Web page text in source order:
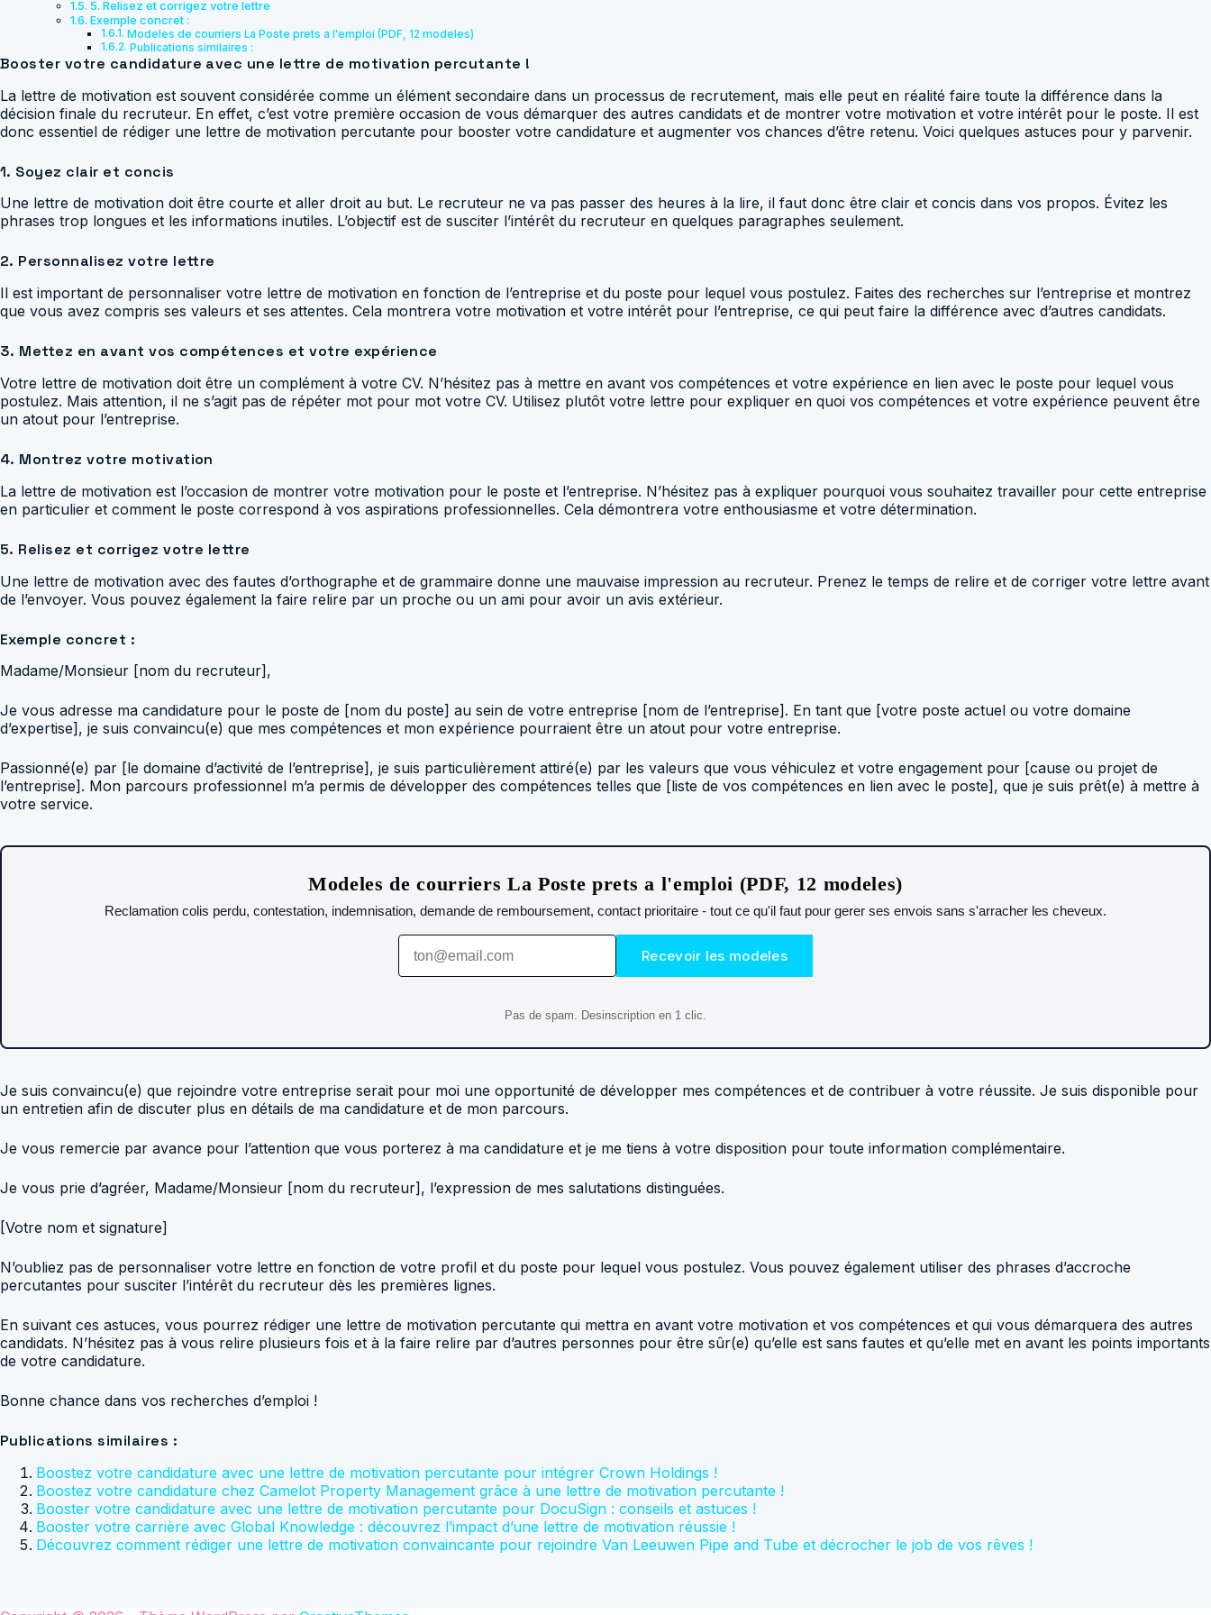
5. Relisez et corrigez votre lettre
Exemple concret :
Modeles de courriers La Poste prets a l'emploi (PDF, 12 modeles)
Publications similaires :
Booster votre candidature avec une lettre de motivation percutante !
La lettre de motivation est souvent considérée comme un élément secondaire dans un processus de recrutement, mais elle peut en réalité faire toute la différence dans la
décision finale du recruteur. En effet, c’est votre première occasion de vous démarquer des autres candidats et de montrer votre motivation et votre intérêt pour le poste. Il est
donc essentiel de rédiger une lettre de motivation percutante pour booster votre candidature et augmenter vos chances d’être retenu. Voici quelques astuces pour y parvenir.
1. Soyez clair et concis
Une lettre de motivation doit être courte et aller droit au but. Le recruteur ne va pas passer des heures à la lire, il faut donc être clair et concis dans vos propos. Évitez les
phrases trop longues et les informations inutiles. L’objectif est de susciter l’intérêt du recruteur en quelques paragraphes seulement.
2. Personnalisez votre lettre
Il est important de personnaliser votre lettre de motivation en fonction de l’entreprise et du poste pour lequel vous postulez. Faites des recherches sur l’entreprise et montrez
que vous avez compris ses valeurs et ses attentes. Cela montrera votre motivation et votre intérêt pour l’entreprise, ce qui peut faire la différence avec d’autres candidats.
3. Mettez en avant vos compétences et votre expérience
Votre lettre de motivation doit être un complément à votre CV. N’hésitez pas à mettre en avant vos compétences et votre expérience en lien avec le poste pour lequel vous
postulez. Mais attention, il ne s’agit pas de répéter mot pour mot votre CV. Utilisez plutôt votre lettre pour expliquer en quoi vos compétences et votre expérience peuvent être
un atout pour l’entreprise.
4. Montrez votre motivation
La lettre de motivation est l’occasion de montrer votre motivation pour le poste et l’entreprise. N’hésitez pas à expliquer pourquoi vous souhaitez travailler pour cette entreprise
en particulier et comment le poste correspond à vos aspirations professionnelles. Cela démontrera votre enthousiasme et votre détermination.
5. Relisez et corrigez votre lettre
Une lettre de motivation avec des fautes d’orthographe et de grammaire donne une mauvaise impression au recruteur. Prenez le temps de relire et de corriger votre lettre avant
de l’envoyer. Vous pouvez également la faire relire par un proche ou un ami pour avoir un avis extérieur.
Exemple concret :
Madame/Monsieur [nom du recruteur],
Je vous adresse ma candidature pour le poste de [nom du poste] au sein de votre entreprise [nom de l’entreprise]. En tant que [votre poste actuel ou votre domaine
d’expertise], je suis convaincu(e) que mes compétences et mon expérience pourraient être un atout pour votre entreprise.
Passionné(e) par [le domaine d’activité de l’entreprise], je suis particulièrement attiré(e) par les valeurs que vous véhiculez et votre engagement pour [cause ou projet de
l’entreprise]. Mon parcours professionnel m’a permis de développer des compétences telles que [liste de vos compétences en lien avec le poste], que je suis prêt(e) à mettre à
votre service.
Modeles de courriers La Poste prets a l'emploi (PDF, 12 modeles)
Reclamation colis perdu, contestation, indemnisation, demande de remboursement, contact prioritaire - tout ce qu'il faut pour gerer ses envois sans s'arracher les cheveux.
Recevoir les modeles
Pas de spam. Desinscription en 1 clic.
Je suis convaincu(e) que rejoindre votre entreprise serait pour moi une opportunité de développer mes compétences et de contribuer à votre réussite. Je suis disponible pour
un entretien afin de discuter plus en détails de ma candidature et de mon parcours.
Je vous remercie par avance pour l’attention que vous porterez à ma candidature et je me tiens à votre disposition pour toute information complémentaire.
Je vous prie d’agréer, Madame/Monsieur [nom du recruteur], l’expression de mes salutations distinguées.
[Votre nom et signature]
N’oubliez pas de personnaliser votre lettre en fonction de votre profil et du poste pour lequel vous postulez. Vous pouvez également utiliser des phrases d’accroche
percutantes pour susciter l’intérêt du recruteur dès les premières lignes.
En suivant ces astuces, vous pourrez rédiger une lettre de motivation percutante qui mettra en avant votre motivation et vos compétences et qui vous démarquera des autres
candidats. N’hésitez pas à vous relire plusieurs fois et à la faire relire par d’autres personnes pour être sûr(e) qu’elle est sans fautes et qu’elle met en avant les points importants
de votre candidature.
Bonne chance dans vos recherches d’emploi !
Publications similaires :
Boostez votre candidature avec une lettre de motivation percutante pour intégrer Crown Holdings !
Boostez votre candidature chez Camelot Property Management grâce à une lettre de motivation percutante !
Booster votre candidature avec une lettre de motivation percutante pour DocuSign : conseils et astuces !
Booster votre carrière avec Global Knowledge : découvrez l’impact d’une lettre de motivation réussie !
Découvrez comment rédiger une lettre de motivation convaincante pour rejoindre Van Leeuwen Pipe and Tube et décrocher le job de vos rêves !